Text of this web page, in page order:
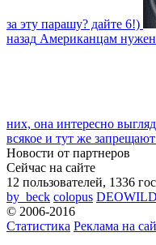
за эту парашу? дайте 6!)
назад Американцам нужен
них, она интересно
всякое и тут же
Новости от партнеров
Сейчас на сайте
12 пользователей, 1336
by_beck colopus DEOWILD
© 2006-2016
Статистика Реклама на